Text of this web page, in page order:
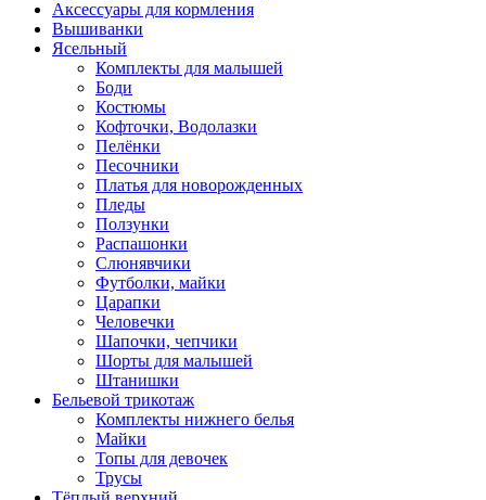
Аксессуары для кормления
Вышиванки
Ясельный
Комплекты для малышей
Боди
Костюмы
Кофточки, Водолазки
Пелёнки
Песочники
Платья для новорожденных
Пледы
Ползунки
Распашонки
Слюнявчики
Футболки, майки
Царапки
Человечки
Шапочки, чепчики
Шорты для малышей
Штанишки
Бельевой трикотаж
Комплекты нижнего белья
Майки
Топы для девочек
Трусы